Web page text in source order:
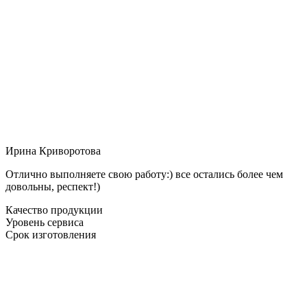
Ирина Криворотова
Отлично выполняете свою работу:) все остались более чем
довольны, респект!)
Качество продукции
Уровень сервиса
Срок изготовления